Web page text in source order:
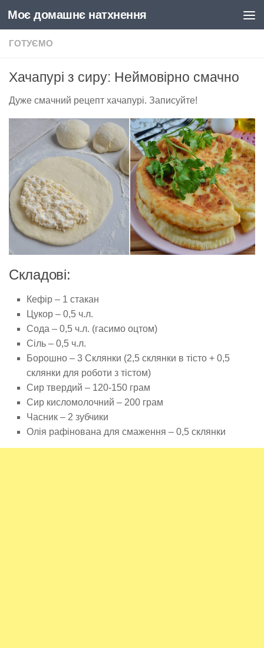
Skip to content
Моє домашнє натхнення
ГОТУЄМО
Хачапурі з сиру: Неймовірно смачно
Дуже смачний рецепт хачапурі. Записуйте!
Складові:
Кефір – 1 стакан
Цукор – 0,5 ч.л.
Сода – 0,5 ч.л. (гасимо оцтом)
Сіль – 0,5 ч.л.
Борошно – 3 Склянки (2,5 склянки в тісто + 0,5
склянки для роботи з тістом)
Сир твердий – 120-150 грам
Сир кисломолочний – 200 грам
Часник – 2 зубчики
Олія рафінована для смаження – 0,5 склянки